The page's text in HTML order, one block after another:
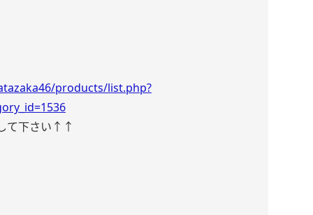
products/list.php?
て下さい↑↑